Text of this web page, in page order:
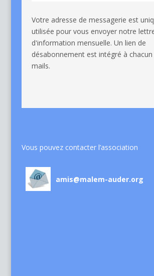
Votre adresse de messagerie est
utilisée pour vous envoyer notre
d'information mensuelle. Un lien de
désabonnement est intégré à
mails.
Vous pouvez contacter l’association
amis@malem-auder.org